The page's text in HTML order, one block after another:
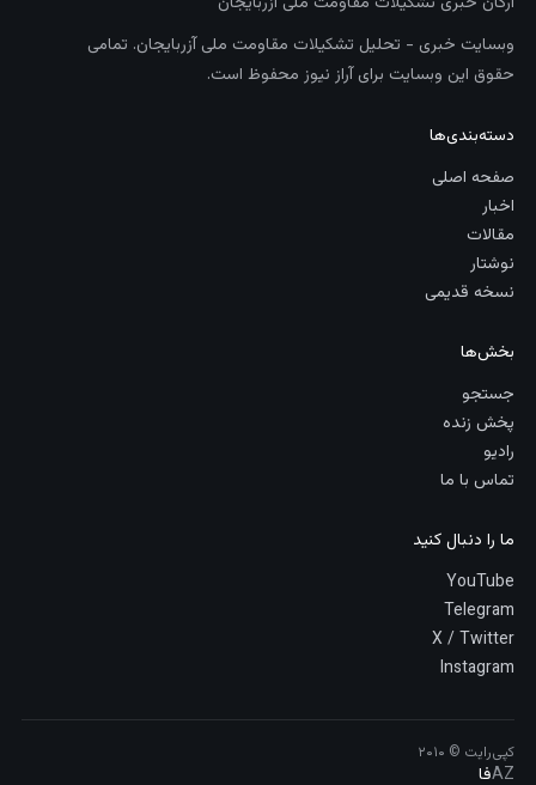
وبسایت خبری - تحلیل تشکیلات مقاومت ملی آزربایجان. تمامی
حقوق این وبسایت برای آراز نیوز محفوظ است.
دسته‌بندی‌ها
صفحه اصلی
اخبار
مقالات
نوشتار
نسخه قدیمی
بخش‌ها
جستجو
پخش زنده
رادیو
تماس با ما
ما را دنبال کنید
YouTube
Telegram
X / Twitter
Instagram
کپی‌رایت © ۲۰۱۰
AZفا